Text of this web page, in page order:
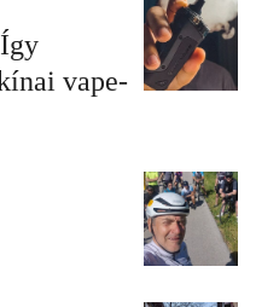
vape-